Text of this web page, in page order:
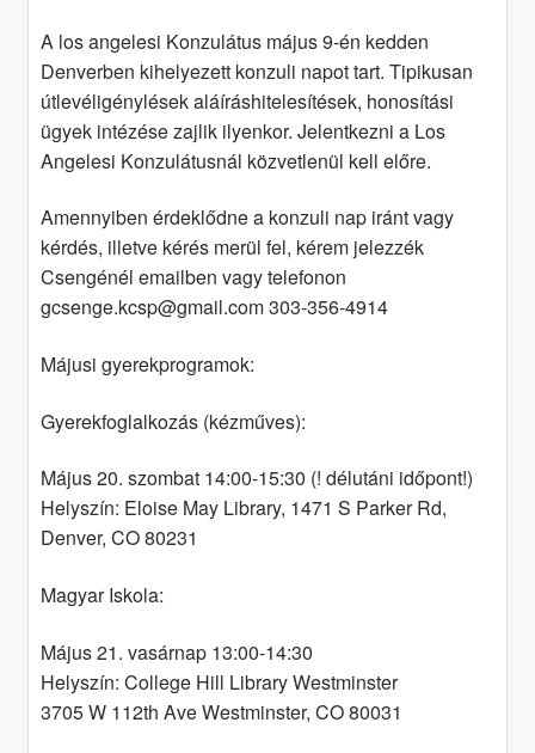
A los angelesi Konzulátus május 9-én kedden
Denverben kihelyezett konzuli napot tart. Tipikusan
útlevéligénylések aláíráshitelesítések, honosítási
ügyek intézése zajlik ilyenkor. Jelentkezni a Los
Angelesi Konzulátusnál közvetlenül kell előre.
Amennyiben érdeklődne a konzuli nap iránt vagy
kérdés, illetve kérés merül fel, kérem jelezzék
Csengénél emailben vagy telefonon
gcsenge.kcsp@gmail.com 303-356-4914
Májusi gyerekprogramok:
Gyerekfoglalkozás (kézműves):
Május 20. szombat 14:00-15:30 (! délutáni időpont!)
Helyszín: Eloise May Library, 1471 S Parker Rd,
Denver, CO 80231
Magyar Iskola:
Május 21. vasárnap 13:00-14:30
Helyszín: College Hill Library Westminster
3705 W 112th Ave Westminster, CO 80031